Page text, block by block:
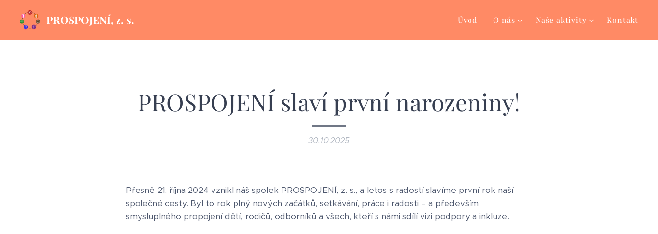
PROSPOJENÍ, z. s. Úvod O nás Naše aktivity Kontakt
PROSPOJENÍ slaví první narozeniny!
30.10.2025
Přesně 21. října 2024 vznikl náš spolek PROSPOJENÍ, z. s., a letos s radostí slavíme první rok naší
společné cesty. Byl to rok plný nových začátků, setkávání, práce i radosti – a především
smysluplného propojení dětí, rodičů, odborníků a všech, kteří s námi sdílí vizi podpory a inkluze. 💙